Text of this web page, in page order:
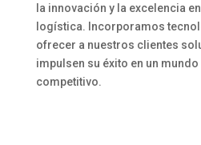
la innovación y la excelencia
logística. Incorporamos
ofrecer a nuestros clientes
impulsen su éxito en un
competitivo.